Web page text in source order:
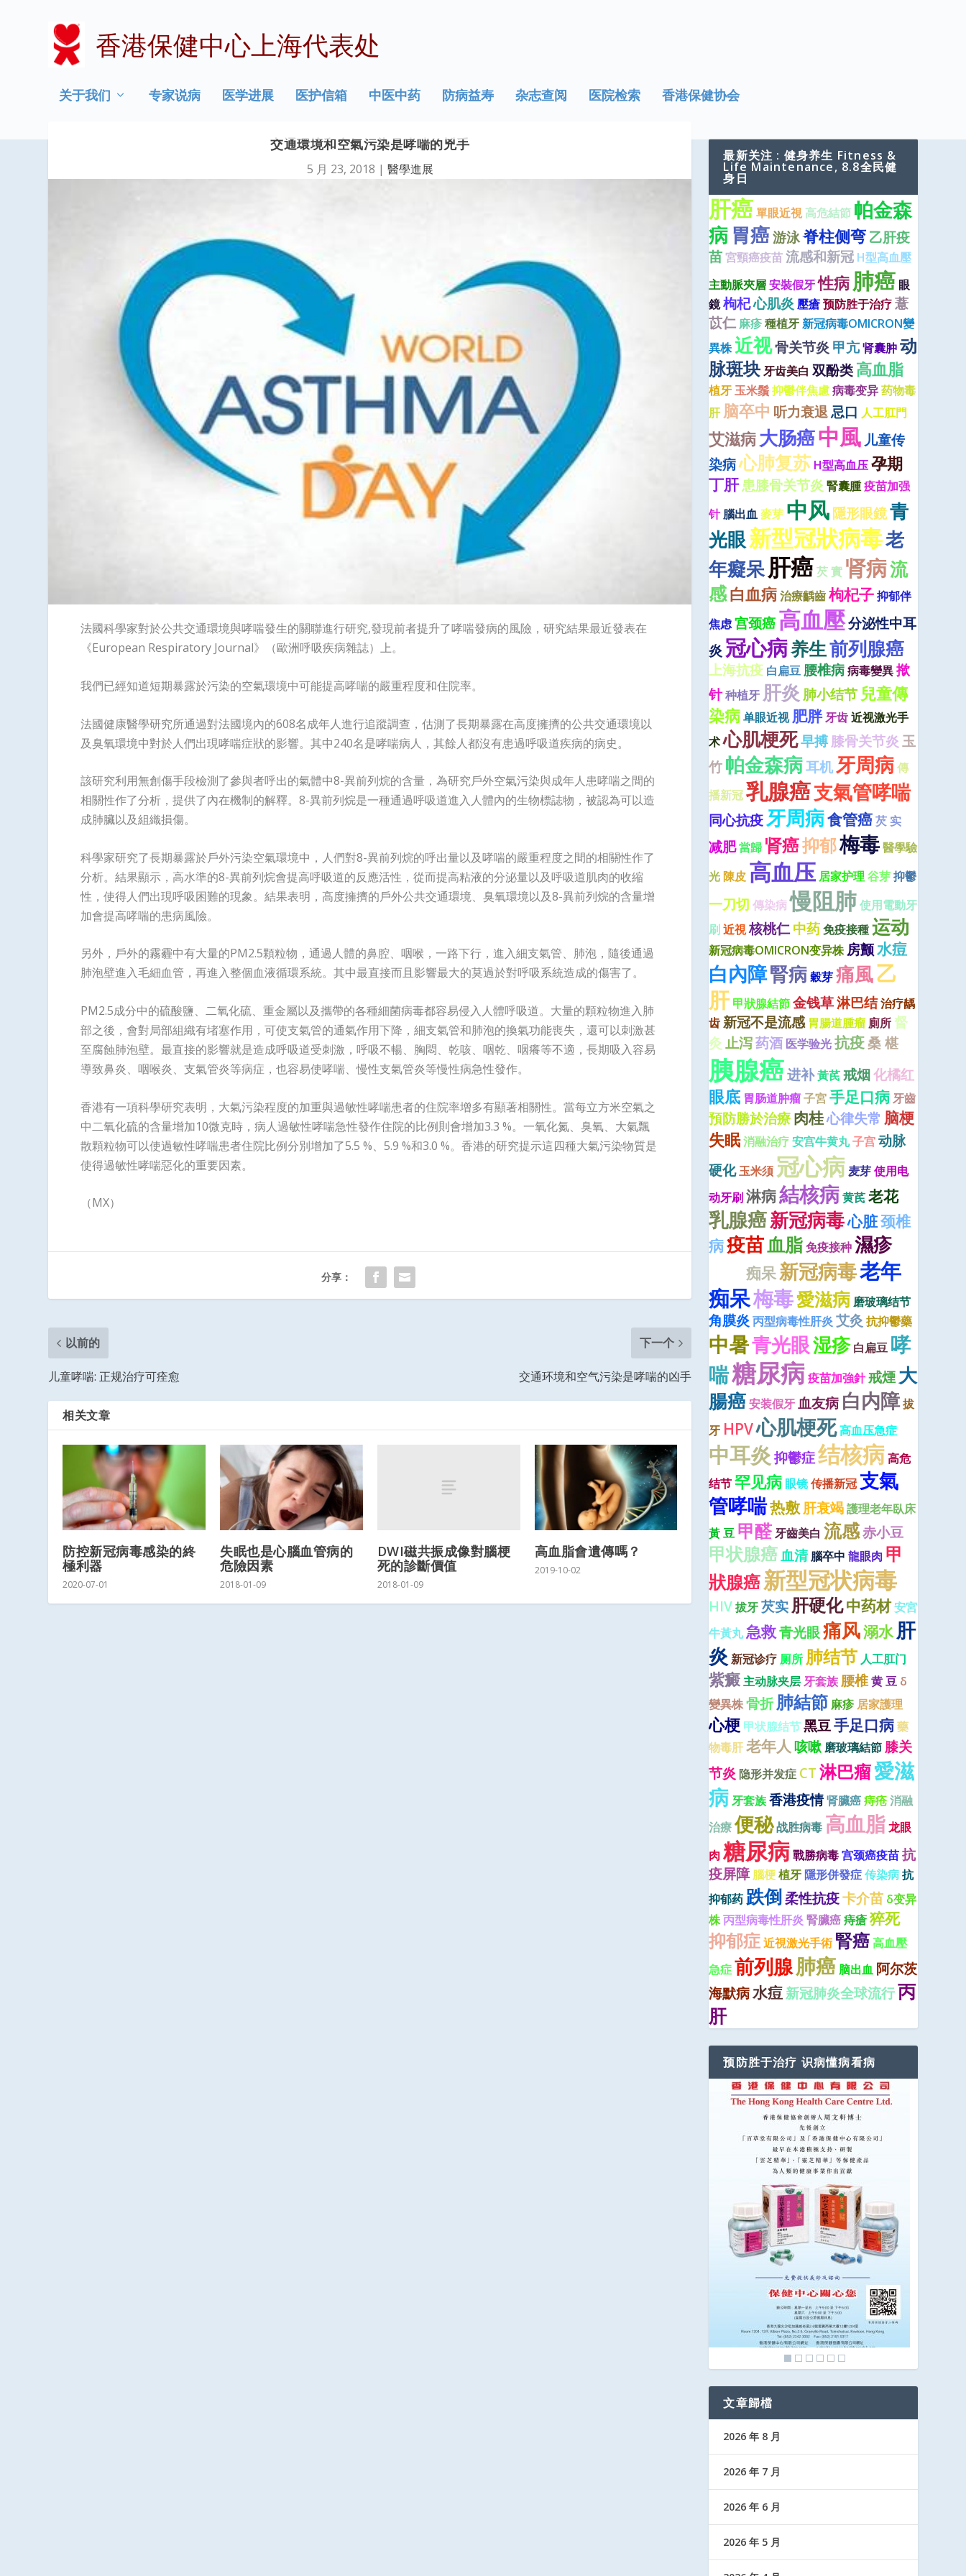
香港保健中心上海代表处
关于我们 专家说病 医学进展 医护信箱 中医中药 防病益寿 杂志查阅 医院检索 香港保健协会
交通環境和空氣污染是哮喘的兇手
5 月 23, 2018 | 醫學進展
法國科學家對於公共交通環境與哮喘發生的關聯進行研究,發現前者提升了哮喘發病的風險，研究結果最近發表在
《European Respiratory Journal》（歐洲呼吸疾病雜誌）上。
我們已經知道短期暴露於污染的空氣環境中可能提高哮喘的嚴重程度和住院率。
法國健康醫學研究所通過對法國境內的608名成年人進行追蹤調查，估測了長期暴露在高度擁擠的公共交通環境以
及臭氧環境中對於人們出現哮喘症狀的影響。其中240名是哮喘病人，其餘人都沒有患過呼吸道疾病的病史。
該研究利用無創傷手段檢測了參與者呼出的氣體中8-異前列烷的含量，為研究戶外空氣污染與成年人患哮喘之間的
相關性作了分析，提供了內在機制的解釋。8-異前列烷是一種通過呼吸道進入人體內的生物標誌物，被認為可以造
成肺臟以及組織損傷。
科學家研究了長期暴露於戶外污染空氣環境中，人們對8-異前列烷的呼出量以及哮喘的嚴重程度之間的相關性作了
分析。結果顯示，高水準的8-異前列烷會提高呼吸道的反應活性，從而提高粘液的分泌量以及呼吸道肌肉的收縮
性，使得人們出現呼吸困難的現象。結果表明，高度擁擠的戶外公共交通環境、臭氧環境以及8-異前列烷的含量增
加會提高哮喘的患病風險。
另外，戶外的霧霾中有大量的PM2.5顆粒物，通過人體的鼻腔、咽喉，一路下行，進入細支氣管、肺泡，隨後通過
肺泡壁進入毛細血管，再進入整個血液循環系統。其中最直接而且影響最大的莫過於對呼吸系統造成的傷害了。
PM2.5成分中的硫酸鹽、二氧化硫、重金屬以及攜帶的各種細菌病毒都容易侵入人體呼吸道。大量的顆粒物進入肺
部之後，會對局部組織有堵塞作用，可使支氣管的通氣作用下降，細支氣管和肺泡的換氣功能喪失，還可以刺激甚
至腐蝕肺泡壁。最直接的影響就是造成呼吸道受刺激，呼吸不暢、胸悶、乾咳、咽乾、咽癢等不適，長期吸入容易
導致鼻炎、咽喉炎、支氣管炎等病症，也容易使哮喘、慢性支氣管炎等慢性病急性發作。
香港有一項科學研究表明，大氣污染程度的加重與過敏性哮喘患者的住院率增多有顯著相關性。當每立方米空氣之
中二氧化硫的含量增加10微克時，病人過敏性哮喘急性發作住院的比例則會增加3.3 %。一氧化氮、臭氧、大氣飄
散顆粒物可以使過敏性哮喘患者住院比例分別增加了5.5 %、5.9 %和3.0 %。香港的研究提示這四種大氣污染物質是
使得過敏性哮喘惡化的重要因素。
（MX）
分享：
以前的
儿童哮喘: 正规治疗可痊愈
下一个
交通环境和空气污染是哮喘的凶手
相关文章
防控新冠病毒感染的終
極利器
2020-07-01
失眠也是心腦血管病的
危險因素
2018-01-09
DWI磁共振成像對腦梗
死的診斷價值
2018-01-09
高血脂會遺傳嗎？
2019-10-02
最新关注 : 健身养生 Fitness &
Life Maintenance, 8.8全民健
身日
肝癌單眼近視 高危結節 帕金森
病胃癌游泳脊柱侧弯乙肝疫
苗宮頸癌疫苗流感和新冠 H型高血壓
主動脈夾層安裝假牙性病肺癌 眼
鏡枸杞心肌炎壓瘡预防胜于治疗薏
苡仁 麻疹種植牙新冠病毒OMICRON變
異株近视骨关节炎甲亢肾囊肿动
脉斑块牙齿美白 双酚类高血脂
植牙玉米鬚抑鬱伴焦慮病毒变异药物毒
肝脑卒中 听力衰退忌口 人工肛門
艾滋病大肠癌中風儿童传
染病心肺复苏 H型高血压孕期
丁肝患膝骨关节炎腎囊腫疫苗加强
针 腦出血麥芽 中风隱形眼鏡青
光眼新型冠狀病毒老
年癡呆肝癌芡 實 肾病流
感白血病治療齲齒枸杞子抑郁伴
焦虑宫颈癌高血壓分泌性中耳
炎冠心病养生前列腺癌
上海抗疫 白扁豆腰椎病病毒變異揿
针种植牙 肝炎 肺小结节兒童傳
染病单眼近视 肥胖牙齿近视激光手
术心肌梗死早搏膝骨关节炎 玉
竹帕金森病耳机牙周病傳
播新冠乳腺癌支氣管哮喘
同心抗疫牙周病食管癌芡 实
减肥當歸 肾癌抑郁梅毒醫學驗
光陳皮 高血压 居家护理 谷芽抑鬱
一刀切 傳染病慢阻肺使用電動牙
刷近視核桃仁中药免疫接種运动
新冠病毒OMICRON变异株房颤水痘
白內障腎病穀芽痛風乙
肝 甲狀腺結節金钱草淋巴结治疗龋
齿新冠不是流感 胃腸道腫瘤 廁所督
灸 止泻药酒 医学验光抗疫桑 椹
胰腺癌进补黃芪戒烟化橘红
眼底 胃肠道肿瘤子宮手足口病牙齒
預防勝於治療肉桂心律失常 脑梗
失眠消融治疗安宫牛黄丸子宫动脉
硬化玉米须 冠心病麦芽使用电
动牙刷淋病結核病黄芪老花
乳腺癌新冠病毒心脏颈椎
病疫苗血脂免疫接种濕疹
痴呆新冠病毒老年
痴呆梅毒愛滋病 磨玻璃结节
角膜炎丙型病毒性肝炎艾灸 抗抑鬱藥
中暑青光眼湿疹 白扁豆 哮
喘糖尿病疫苗加強針戒煙大
腸癌安装假牙血友病 白内障拔
牙 HPV心肌梗死高血压急症
中耳炎 抑鬱症结核病高危
结节罕见病 眼镜传播新冠支氣
管哮喘热敷肝衰竭護理老年臥床
黃 豆 甲醛牙齒美白 流感赤小豆
甲状腺癌血清 腦卒中 龍眼肉 甲
狀腺癌新型冠状病毒
HIV拔牙芡实肝硬化中药材安宮
牛黃丸急救青光眼痛风溺水肝
炎 新冠诊疗 厕所 肺结节 人工肛门
紫癜主动脉夹层牙套族腰椎黄 豆 δ
變異株骨折肺結節 麻疹 居家護理
心梗 甲状腺结节黑豆手足口病藥
物毒肝老年人 咳嗽 磨玻璃結節膝关
节炎 隐形并发症 CT 淋巴瘤愛滋
病牙套族香港疫情肾臟癌痔疮消融
治療便秘战胜病毒 高血脂龙眼
肉 糖尿病戰勝病毒宫颈癌疫苗抗
疫屏障 腦梗植牙隱形併發症传染病抗
抑郁药 跌倒柔性抗疫卡介苗 δ变异
株丙型病毒性肝炎 腎臟癌痔瘡猝死
抑郁症近視激光手術 腎癌高血壓
急症前列腺肺癌 脑出血 阿尔茨
海默病水痘新冠肺炎全球流行丙
肝
预防胜于治疗 识病懂病看病
文章歸檔
2026 年 8 月
2026 年 7 月
2026 年 6 月
2026 年 5 月